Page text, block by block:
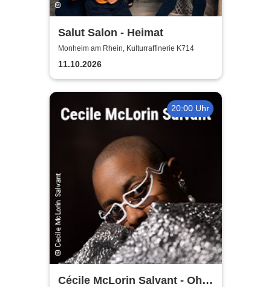
Salut Salon - Heimat
Monheim am Rhein, Kulturraffinerie K714
11.10.2026
20:00 Uhr
Cécile McLorin Salvant - Oh